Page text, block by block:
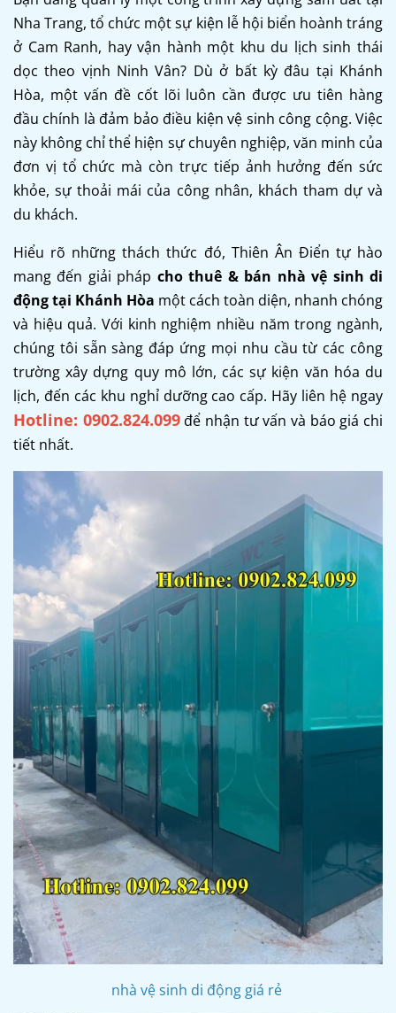
Nha Trang, tổ chức một sự kiện lễ hội biển hoành tráng
ở Cam Ranh, hay vận hành một khu du lịch sinh thái
dọc theo vịnh Ninh Vân? Dù ở bất kỳ đâu tại Khánh
Hòa, một vấn đề cốt lõi luôn cần được ưu tiên hàng
đầu chính là đảm bảo điều kiện vệ sinh công cộng. Việc
này không chỉ thể hiện sự chuyên nghiệp, văn minh của
đơn vị tổ chức mà còn trực tiếp ảnh hưởng đến sức
khỏe, sự thoải mái của công nhân, khách tham dự và
du khách.
Hiểu rõ những thách thức đó, Thiên Ân Điển tự hào
mang đến giải pháp cho thuê & bán nhà vệ sinh di
động tại Khánh Hòa một cách toàn diện, nhanh chóng
và hiệu quả. Với kinh nghiệm nhiều năm trong ngành,
chúng tôi sẵn sàng đáp ứng mọi nhu cầu từ các công
trường xây dựng quy mô lớn, các sự kiện văn hóa du
lịch, đến các khu nghỉ dưỡng cao cấp. Hãy liên hệ ngay
Hotline: 0902.824.099để nhận tư vấn và báo giá chi
tiết nhất.
nhà vệ sinh di động giá rẻ